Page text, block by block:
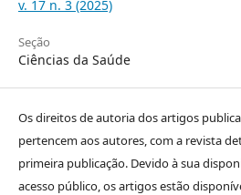
v. 17 n. 3 (2025)
Seção
Ciências da Saúde
Os direitos de autoria dos artigos
pertencem aos autores, com a revista
primeira publicação. Devido à sua
acesso público, os artigos estão